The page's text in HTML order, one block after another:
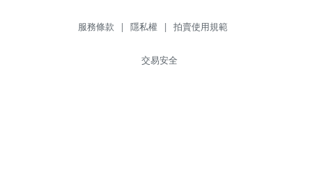
服務條款 | 隱私權 | 拍賣使用規範
交易安全